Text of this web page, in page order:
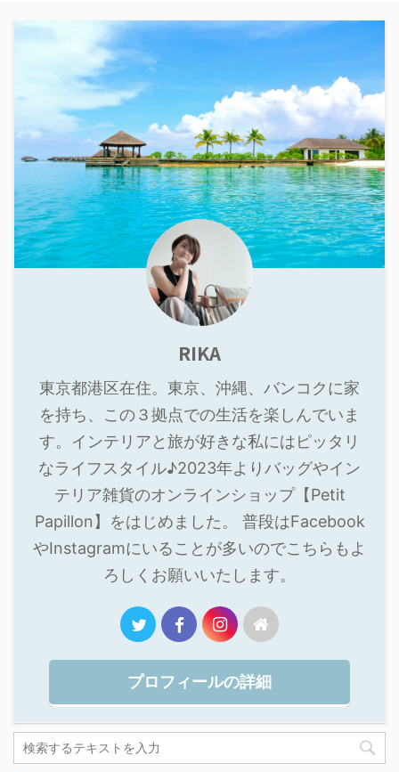
RIKA
東京都港区在住。東京、沖縄、バンコクに家
を持ち、この３拠点での生活を楽しんでいま
す。インテリアと旅が好きな私にはピッタリ
なライフスタイル♪2023年よりバッグやイン
テリア雑貨のオンラインショップ【Petit
Papillon】をはじめました。 普段はFacebook
やInstagramにいることが多いのでこちらもよ
ろしくお願いいたします。
プロフィールの詳細